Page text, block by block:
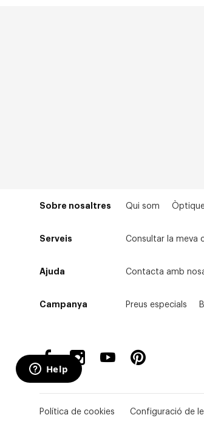
Sobre nosaltres Qui som
Serveis Consultar la meva
Ajuda Contacta amb
Campanya Preus especials
Política de cookies Configuració de